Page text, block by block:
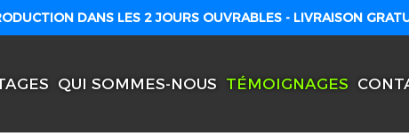
DANS LES 2 JOURS OUVRABLES - LIVRAISON
QUI SOMMES-NOUS TÉMOIGNAGES